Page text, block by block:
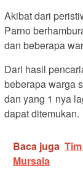
Akibat dari
Parno
dan beberapa
Dari hasil
beberapa warga
dan yang 1 nya
dapat ditemukan.
Baca juga
Mursala